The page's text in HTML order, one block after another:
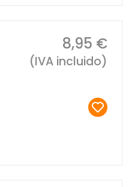
8,95 €
(IVA incluido)